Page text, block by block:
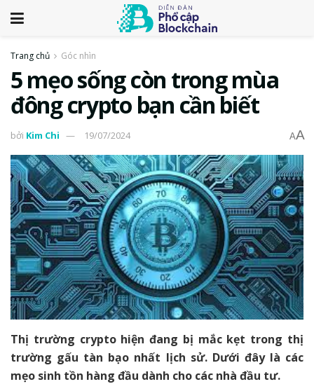
Trang chủ Góc nhìn
5 mẹo sống còn trong mùa
đông crypto bạn cần biết
bởi Kim Chi 19/07/2024 AA
Thị trường crypto hiện đang bị mắc kẹt trong thị
trường gấu tàn bạo nhất lịch sử. Dưới đây là các
mẹo sinh tồn hàng đầu dành cho các nhà đầu tư.